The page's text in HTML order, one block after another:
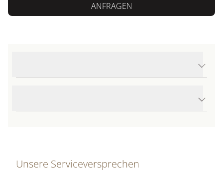
ANFRAGEN
Unsere Serviceversprechen